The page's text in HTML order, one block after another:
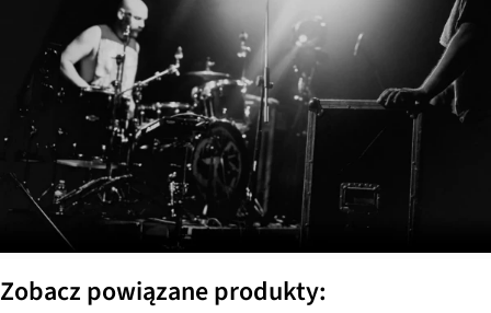
Zobacz powiązane produkty: